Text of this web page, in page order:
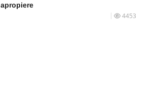
apropiere
4453